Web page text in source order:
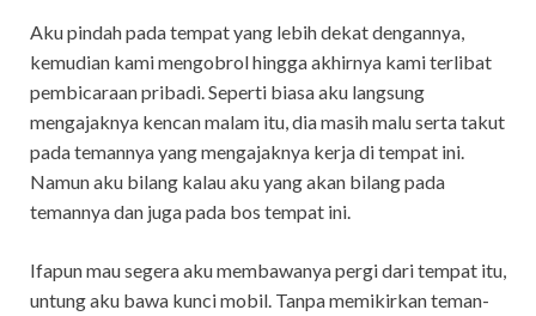
Aku pindah pada tempat yang lebih dekat dengannya,
kemudian kami mengobrol hingga akhirnya kami terlibat
pembicaraan pribadi. Seperti biasa aku langsung
mengajaknya kencan malam itu, dia masih malu serta takut
pada temannya yang mengajaknya kerja di tempat ini.
Namun aku bilang kalau aku yang akan bilang pada
temannya dan juga pada bos tempat ini.
Ifapun mau segera aku membawanya pergi dari tempat itu,
untung aku bawa kunci mobil. Tanpa memikirkan teman-